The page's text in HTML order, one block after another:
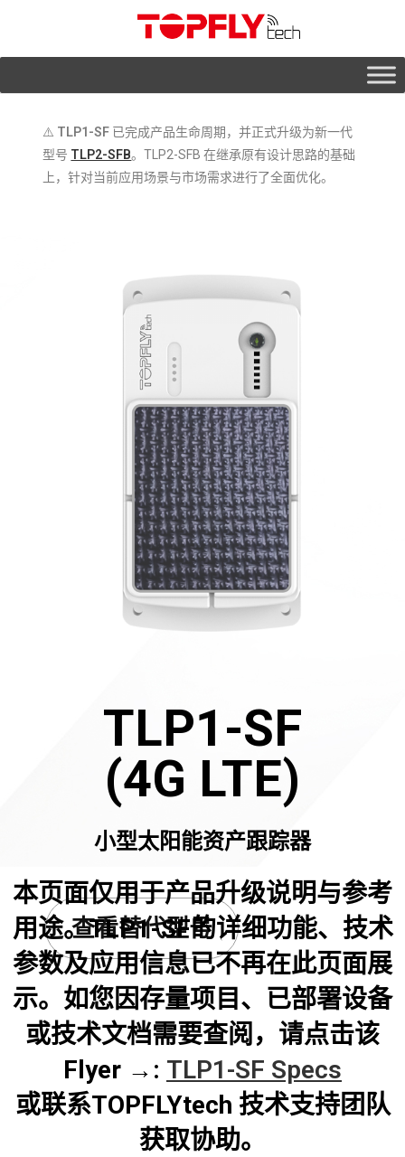
⚠️ TLP1-SF 已完成产品生命周期，并正式升级为新一代
型号 TLP2-SFB。TLP2-SFB 在继承原有设计思路的基础
上，针对当前应用场景与市场需求进行了全面优化。
TLP1-SF
(4G LTE)
小型太阳能资产跟踪器
查看替代型号
本页面仅用于产品升级说明与参考
用途。TLP1-SF的详细功能、技术
参数及应用信息已不再在此页面展
示。如您因存量项目、已部署设备
或技术文档需要查阅，请点击该
Flyer →: TLP1-SF Specs
或联系TOPFLYtech 技术支持团队
获取协助。